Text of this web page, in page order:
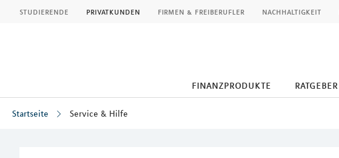
studierende privatkunden firmen & freiberufler nachhaltigkeit
finanzprodukte ratgeber
Startseite Service & Hilfe